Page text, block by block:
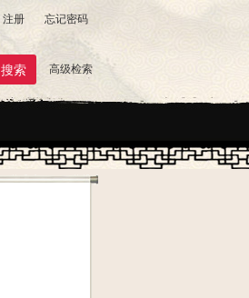
注册 忘记密码
高级检索